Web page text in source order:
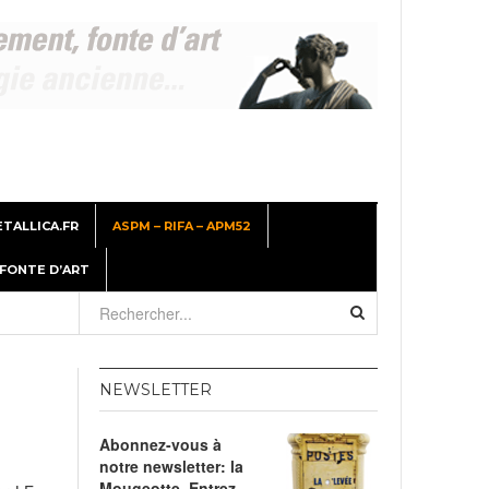
ASPM – RIFA – APM52
D’ART
NEWSLETTER
Abonnez-vous à
notre newsletter: la